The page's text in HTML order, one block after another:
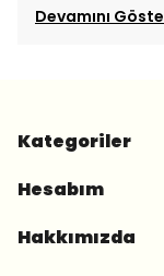
Devamını
Kategoriler
Hesabım
Hakkımızda